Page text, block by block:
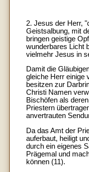
2. Jesus der Herr,
Geistsalbung, mit
bringen geistige
wunderbares Licht
vielmehr Jesus in
Damit die
gleiche Herr einige
besitzen zur
Christi Namen
Bischöfen als
Priestern
anvertrauten
Da das Amt der
auferbaut, heiligt
durch ein eigenes
Prägemal und
können (11).